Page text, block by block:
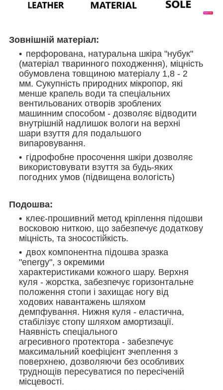
Зовнішній матеріал:
перфорована, натуральна шкіра "нубук"
(матеріал тваринного походження), міцність
обумовлена товщиною матеріалу 1,8 - 2
мм. Сукупність природних мікропор, які
менше крапель води та спеціальних
вентильованих отворів зроблених
машинним способом - дозволяє відводити
внутрішній надлишок вологи на верхні
шари взуття для подальшого
випаровування.
гідрофобне просочення шкіри дозволяє
використовувати взуття за будь-яких
погодних умов (підвищена вологість)
Подошва:
клеє-прошивний метод кріплення підошви
восковою ниткою, що забезпечує додаткову
міцність, та зносостійкість.
двох компонентна підошва зразка
"energy", з окремими
характеристиками кожного шару. Верхня
куля - жорстка, забезпечує горизонтальне
положення стопи і захищає ногу від
ходових навантажень шляхом
демпфування. Нижня куля - еластична,
стабілізує стопу шляхом амортизації.
Наявність спеціального
агресивного протектора - забезпечує
максимальний коефіцієнт зчеплення з
поверхнею, дозволяючи без особливих
труднощів пересуватися по пересіченій
місцевості.